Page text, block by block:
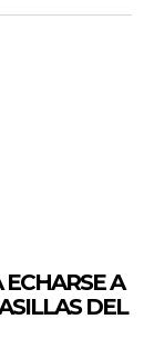
A
DEL